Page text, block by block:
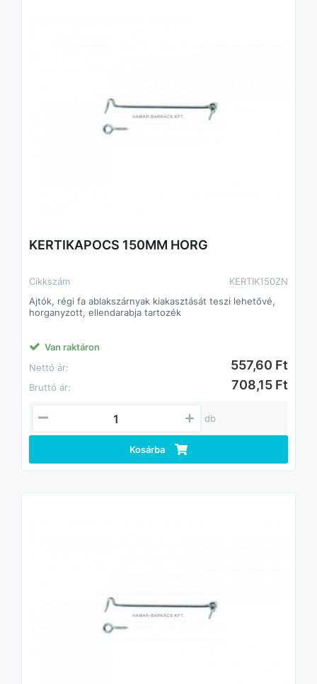
KERTIKAPOCS 150MM HORG
Cikkszám
KERTIK150ZN
Ajtók, régi fa ablakszárnyak kiakasztását teszi lehetővé,
horganyzott, ellendarabja tartozék
Van raktáron
Nettó ár:
557,60 Ft
Bruttó ár: 708,15 Ft
db
Kosárba